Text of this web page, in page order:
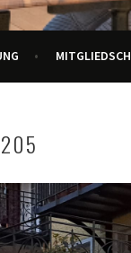
ALLE